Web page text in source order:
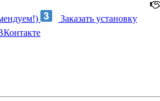
Заказать установку